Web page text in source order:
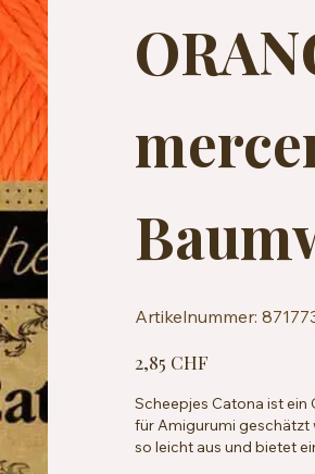
Artikelnummer:
2,85 CHF
Scheepjes Catona ist ein
für Amigurumi geschätzt
so leicht aus und bietet